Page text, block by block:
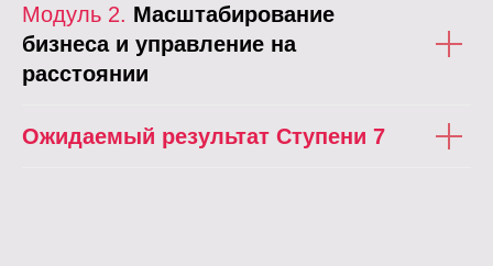
Модуль 2. Масштабирование
бизнеса и управление на
расстоянии
Ожидаемый результат Ступени 7